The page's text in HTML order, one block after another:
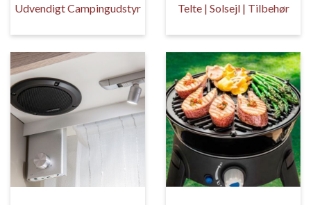
Udvendigt Campingudstyr Telte | Solsejl | Tilbehør